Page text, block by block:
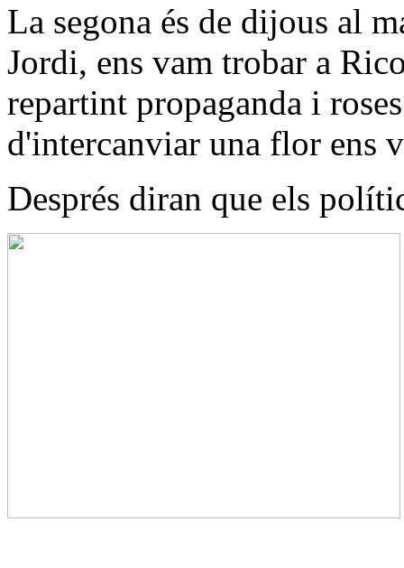
La segona és de dijous al
Jordi, ens vam trobar a
repartint propaganda i
d'intercanviar una flor ens
Després diran que els